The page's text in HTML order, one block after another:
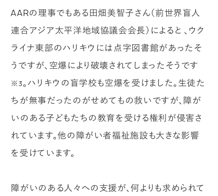
AARの理事でもある田畑美智子さん（前世界盲人
連合アジア太平洋地域協議会会長）によると 、ウク
ライナ東部のハリキウには点字図書館があったそ
うですが、空爆により破壊されてしまったそうです
※3。ハリキウの盲学校も空爆を受けました。生徒た
ちが無事だったのがせめてもの救いですが、障が
いのある子どもたちの教育を受ける権利が侵害さ
れています。他の障がい者福祉施設も大きな影響
を受けています。
障がいのある人々への支援が、何よりも求められて